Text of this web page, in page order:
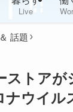
Live
話題
ストア
ウイル